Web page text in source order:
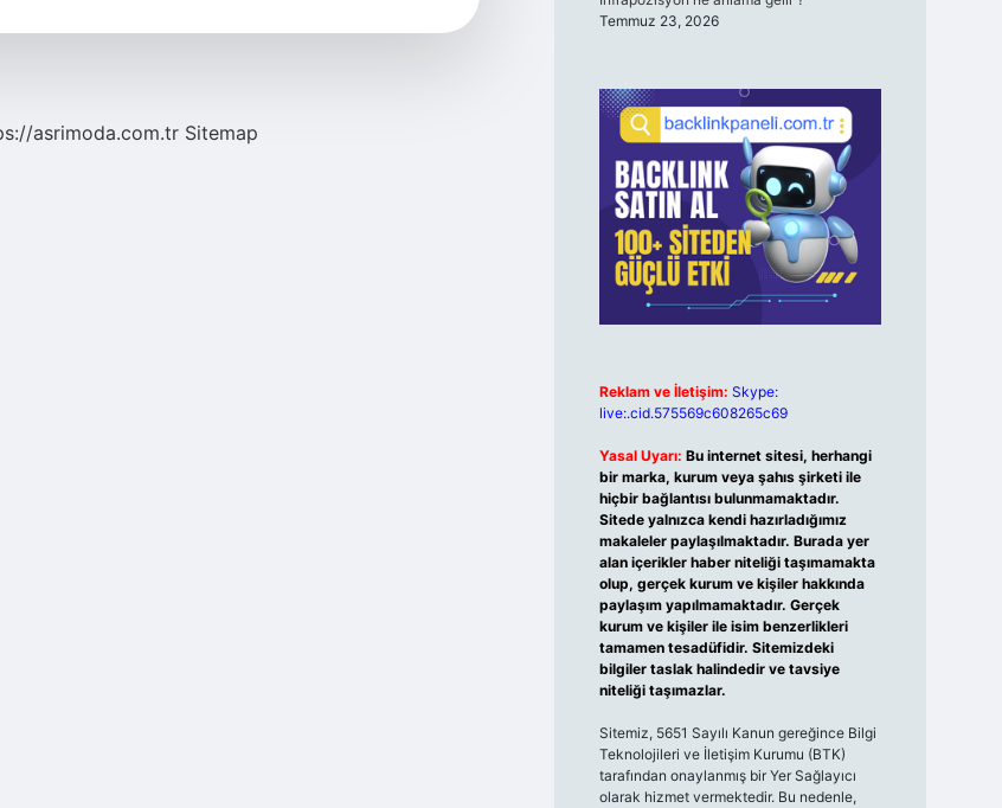
asrimoda.com.tr Sitemap
Temmuz 23, 2026
Reklam ve İletişim: Skype:
live:.cid.575569c608265c69
Yasal Uyarı: Bu internet sitesi, herhangi
bir marka, kurum veya şahıs şirketi ile
hiçbir bağlantısı bulunmamaktadır.
Sitede yalnızca kendi hazırladığımız
makaleler paylaşılmaktadır. Burada yer
alan içerikler haber niteliği taşımamakta
olup, gerçek kurum ve kişiler hakkında
paylaşım yapılmamaktadır. Gerçek
kurum ve kişiler ile isim benzerlikleri
tamamen tesadüfidir. Sitemizdeki
bilgiler taslak halindedir ve tavsiye
niteliği taşımazlar.
Sitemiz, 5651 Sayılı Kanun gereğince Bilgi
Teknolojileri ve İletişim Kurumu (BTK)
tarafından onaylanmış bir Yer Sağlayıcı
olarak hizmet vermektedir. Bu nedenle,